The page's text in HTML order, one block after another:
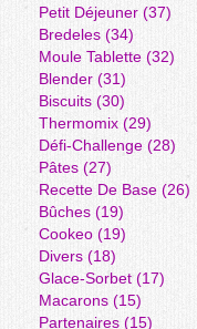
Petit Déjeuner (37)
Bredeles (34)
Moule Tablette (32)
Blender (31)
Biscuits (30)
Thermomix (29)
Défi-Challenge (28)
Pâtes (27)
Recette De Base (26)
Bûches (19)
Cookeo (19)
Divers (18)
Glace-Sorbet(17)
Macarons (15)
Partenaires (15)